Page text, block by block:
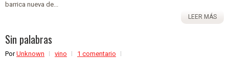
barrica nueva de...
LEER MÁS
Sin palabras
PorUnknown vino
1 comentario